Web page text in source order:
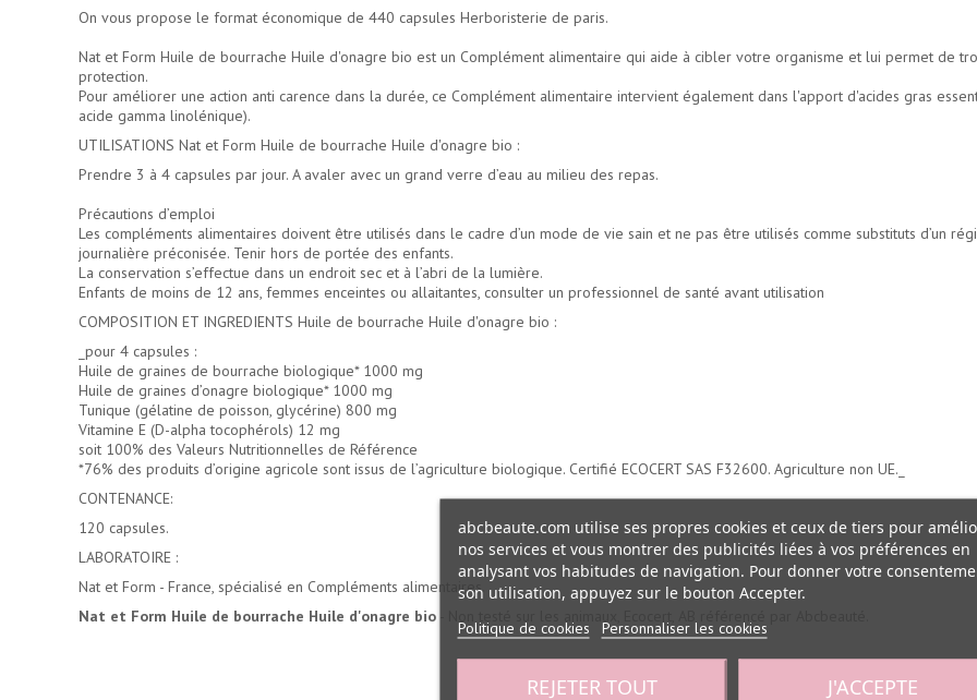
On vous propose le format économique de 440 capsules Herboristerie de paris.
Nat et Form Huile de bourrache Huile d'onagre bio est un Complément alimentaire qui aide à cibler votre organisme et lui permet de
protection.
Pour améliorer une action anti carence dans la durée, ce Complément alimentaire intervient également dans l'apport d'acides gras
acide gamma linolénique).
UTILISATIONS Nat et Form Huile de bourrache Huile d'onagre bio :
Prendre 3 à 4 capsules par jour. A avaler avec un grand verre d’eau au milieu des repas.
Précautions d’emploi
Les compléments alimentaires doivent être utilisés dans le cadre d’un mode de vie sain et ne pas être utilisés comme substituts d’un
journalière préconisée. Tenir hors de portée des enfants.
La conservation s’effectue dans un endroit sec et à l’abri de la lumière.
Enfants de moins de 12 ans, femmes enceintes ou allaitantes, consulter un professionnel de santé avant utilisation
COMPOSITION ET INGREDIENTS Huile de bourrache Huile d'onagre bio :
_pour 4 capsules :
Huile de graines de bourrache biologique* 1000 mg
Huile de graines d’onagre biologique* 1000 mg
Tunique (gélatine de poisson, glycérine) 800 mg
Vitamine E (D-alpha tocophérols) 12 mg
soit 100% des Valeurs Nutritionnelles de Référence
*76% des produits d’origine agricole sont issus de l’agriculture biologique. Certifié ECOCERT SAS F32600. Agriculture non UE._
CONTENANCE:
120 capsules.
LABORATOIRE :
Nat et Form - France, spécialisé en Compléments alimentaires.
Nat et Form Huile de bourrache Huile d'onagre bio
abcbeaute.com utilise ses propres cookies et ceux de tiers pour
nos services et vous montrer des publicités liées à vos préférences en
analysant vos habitudes de navigation. Pour donner votre
son utilisation, appuyez sur le bouton Accepter.
Politique de cookies Personnaliser les cookies
REJETER TOUT J'ACCEPTE